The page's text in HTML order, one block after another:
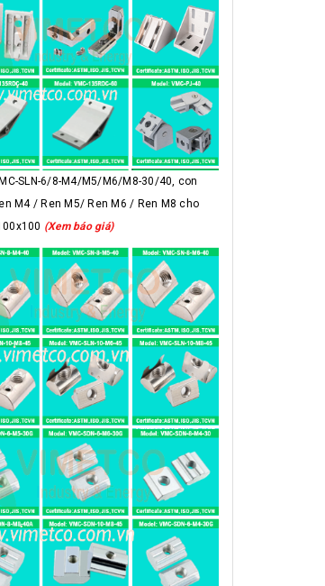
SLN-6/8-M4/M5/M6/M8-30/40, con
M4 / Ren M5/ Ren M6 / Ren M8 cho
(Xem báo giá)